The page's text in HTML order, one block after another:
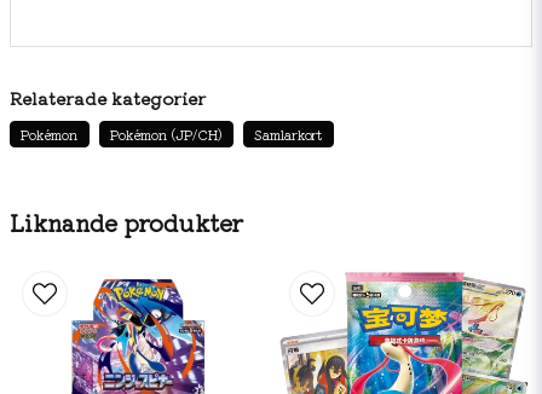
Liknande produkter
Relaterade kategorier
Pokémon Pokémon (JP/CH) Samlarkort